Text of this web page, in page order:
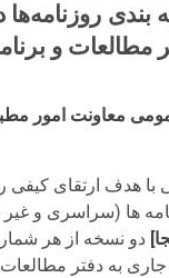
معاونت امور
هدف ارتقای کیفی
ها (سراسری و
[ دو نسخه از هر
و مستندات لازم را تا تاریخ ۷